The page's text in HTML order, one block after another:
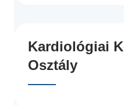
Kardiológiai
Osztály